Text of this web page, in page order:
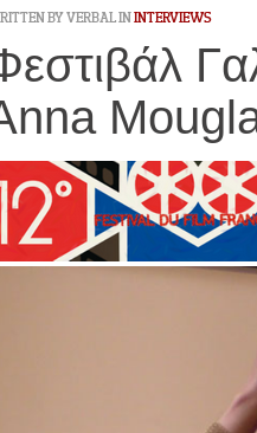
BYVERBALININTERVIEWS